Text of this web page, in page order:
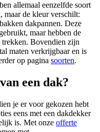
allemaal eenzelfde soort
de kleur verschilt:
dakpannen. Deze
maar hebben de
Bovendien zijn
maten verkrijgbaar en is
op pagina soorten.
een dak?
je er voor gekozen hebt
eens met een dakdekker
is. Met onze offerte